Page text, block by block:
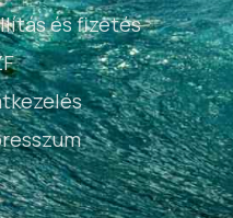
és fizetés